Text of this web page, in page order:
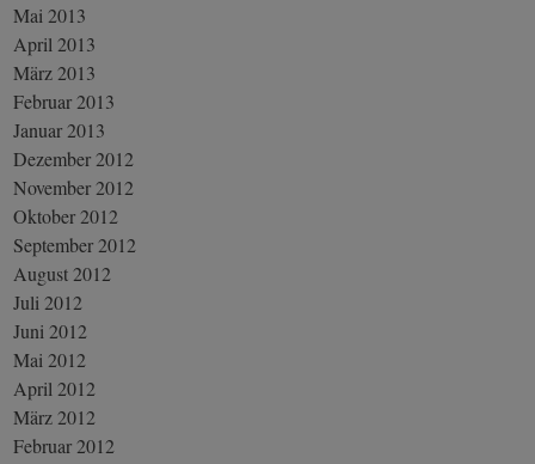
Mai 2013
April 2013
März 2013
Februar 2013
Januar 2013
Dezember 2012
November 2012
Oktober 2012
September 2012
August 2012
Juli 2012
Juni 2012
Mai 2012
April 2012
März 2012
Februar 2012